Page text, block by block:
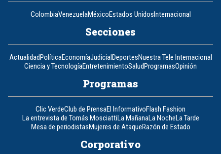
ColombiaVenezuelaMéxicoEstados UnidosInternacional
Secciones
ActualidadPolíticaEconomíaJudicialDeportesNuestra Tele Internacional
Ciencia y TecnologíaEntretenimientoSaludProgramasOpinión
Programas
Clic VerdeClub de PrensaEl InformativoFlash Fashion
La entrevista de Tomás MosciattiLa MañanaLa NocheLa Tarde
Mesa de periodistasMujeres de AtaqueRazón de Estado
Corporativo